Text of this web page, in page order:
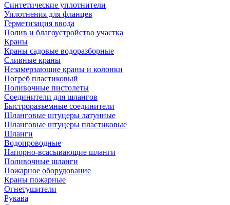
Синтетические уплотнители
Уплотнения для фланцев
Герметизация ввода
Полив и благоустройство участка
Краны
Краны садовые водоразборные
Сливные краны
Незамерзающие краны и колонки
Погреб пластиковый
Поливочные пистолеты
Соединители для шлангов
Быстроразъемные соединители
Шланговые штуцеры латунные
Шланговые штуцеры пластиковые
Шланги
Водопроводные
Напорно-всасывающие шланги
Поливочные шланги
Пожарное оборудование
Краны пожарные
Огнетушители
Рукава